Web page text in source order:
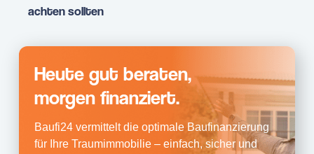
achten sollten
Heute gut beraten,
morgen finanziert.
Baufi24 vermittelt die optimale Baufinanzierung
für Ihre Traumimmobilie – einfach, sicher und